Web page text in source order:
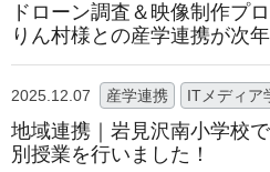
ドローン調査＆映像制作プ
りん村様との産学連携が次
2025.12.07 産学連携 ITメディア
地域連携｜岩見沢南小学校
別授業を行いました！